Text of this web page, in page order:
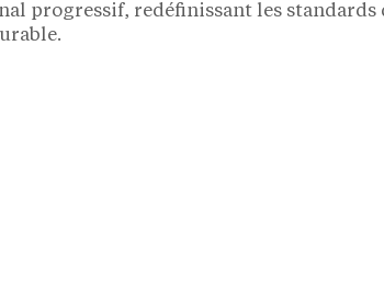
progressif, redéfinissant les standards